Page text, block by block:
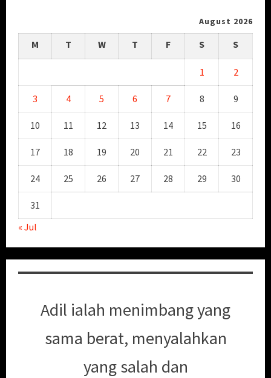
August 2026
M T W T F S S
1 2
3 4 5 6 7 8 9
10 11 12 13 14 15 16
17 18 19 20 21 22 23
24 25 26 27 28 29 30
31
« Jul
Adil ialah menimbang yang
sama berat, menyalahkan
yang salah dan